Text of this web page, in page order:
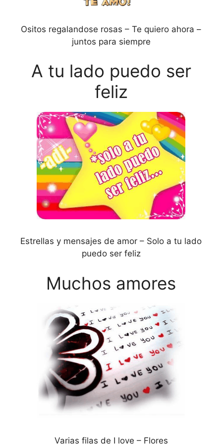
Ositos regalandose rosas – Te quiero ahora –
juntos para siempre
A tu lado puedo ser
feliz
Estrellas y mensajes de amor – Solo a tu lado
puedo ser feliz
Muchos amores
Varias filas de I love – Flores